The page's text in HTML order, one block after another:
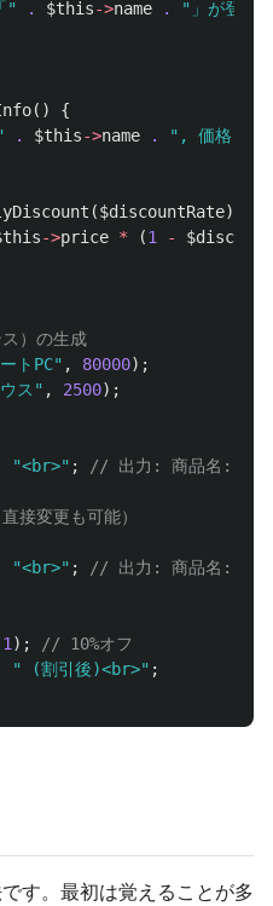
" . $this->name .
"」が登録
()
{
. $this->name . ", 価格: "
($discountRate)
->price * (1 -
）の生成
トPC" , 80000);
ス" , 2500);
"<br>" ; // 出力: 商品名: ノ
接変更も可能）
"<br>" ; // 出力: 商品名: マ
);
// 10%オフ
" (割引後)<br>" ;
す。最初は覚えることが多